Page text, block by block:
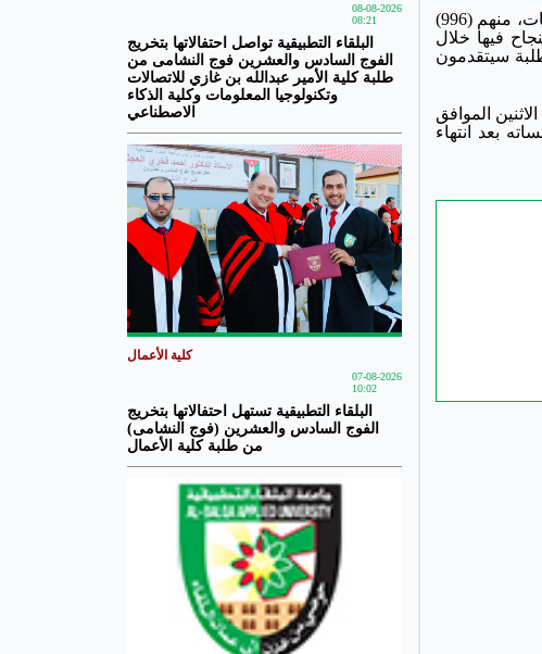
وبين العجلوني أن إجمالي المتقدمين للدورة الصيفية لعام 2026 بلغ (2612) طالباً وطالبة موزعين على (108) تخصصات، منهم (996)
النجاح فيها خلال
طالباً وطالبة ممن استنفدوا حقهم وسيتقدمون لجميع أوراق الامتحان، إضافة إلى (106) طلبة سيتقدمون
26 تموز، وتستمر حتى يوم الاثنين الموافق
بعد انتهاء
08-08-2026
08:21
البلقاء التطبيقية تواصل احتفالاتها بتخريج
الفوج السادس والعشرين فوج النشامى من
طلبة كلية الأمير عبدالله بن غازي للاتصالات
وتكنولوجيا المعلومات وكلية الذكاء
الاصطناعي
كلية الأعمال
07-08-2026
10:02
البلقاء التطبيقية تستهل احتفالاتها بتخريج
الفوج السادس والعشرين (فوج النشامى)
من طلبة كلية الأعمال